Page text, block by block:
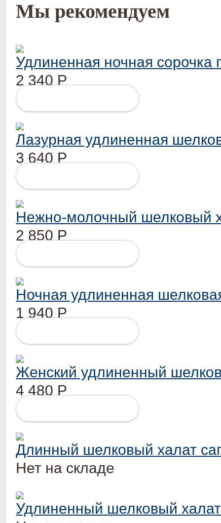
Мы рекомендуем
Удлиненная ночная сорочка
2 340 Р
Лазурная удлиненная
3 640 Р
Нежно-молочный шелковый
2 850 Р
Ночная удлиненная
1 940 Р
Женский удлиненный
4 480 Р
Длинный шелковый халат
Нет на складе
Удлиненный шелковый